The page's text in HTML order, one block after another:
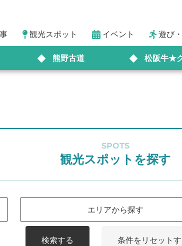
観光スポット イベント 遊び
熊野古道 松阪牛★
SPOTS
観光スポットを探す
エリアから探す
検索する 条件をリセット